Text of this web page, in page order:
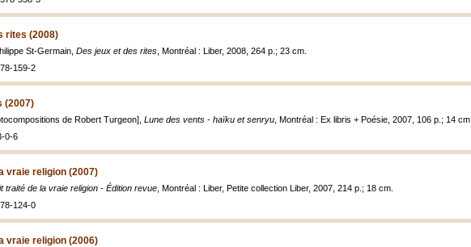
rites (2008)
St-Germain, Des jeux et des rites , Montréal : Liber, 2008, 264 p.; 23 cm.
159-2
(2007)
de Robert Turgeon], Lune des vents - haïku et senryu , Montréal : Ex libris + Poésie, 2007, 106 p.; 14 cm.
0-6
vraie religion (2007)
traité de la vraie religion - Édition revue , Montréal : Liber, Petite collection Liber, 2007, 214 p.; 18 cm.
124-0
vraie religion (2006)